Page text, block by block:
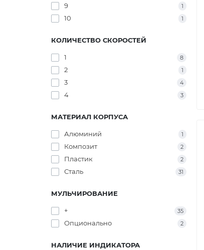
9 1
10 1
КОЛИЧЕСТВО СКОРОСТЕЙ
1 8
2 1
3 4
4 3
МАТЕРИАЛ КОРПУСА
Алюминий 1
Композит 2
Пластик 2
Сталь 31
МУЛЬЧИРОВАНИЕ
+ 35
Опционально 2
НАЛИЧИЕ ИНДИКАТОРА